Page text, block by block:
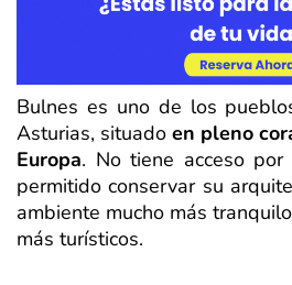
Bulnes es uno de los
Asturias, situado en pleno
Europa. No tiene acceso
permitido conservar su
ambiente mucho más
más turísticos.